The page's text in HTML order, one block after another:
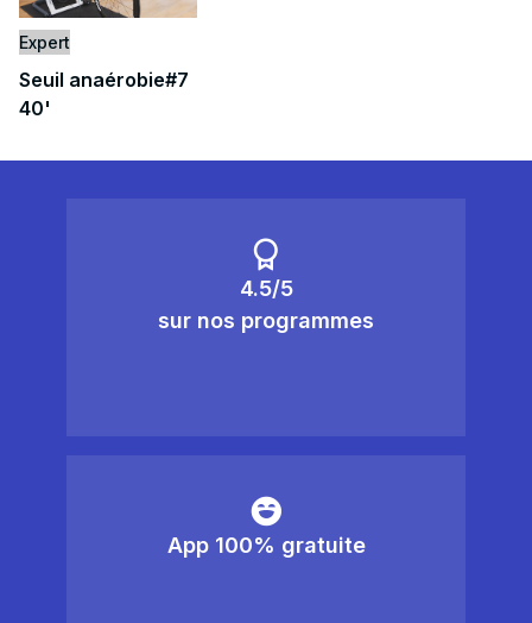
Expert
Seuil anaérobie#7
40'
4.5/5
sur nos programmes
App 100% gratuite